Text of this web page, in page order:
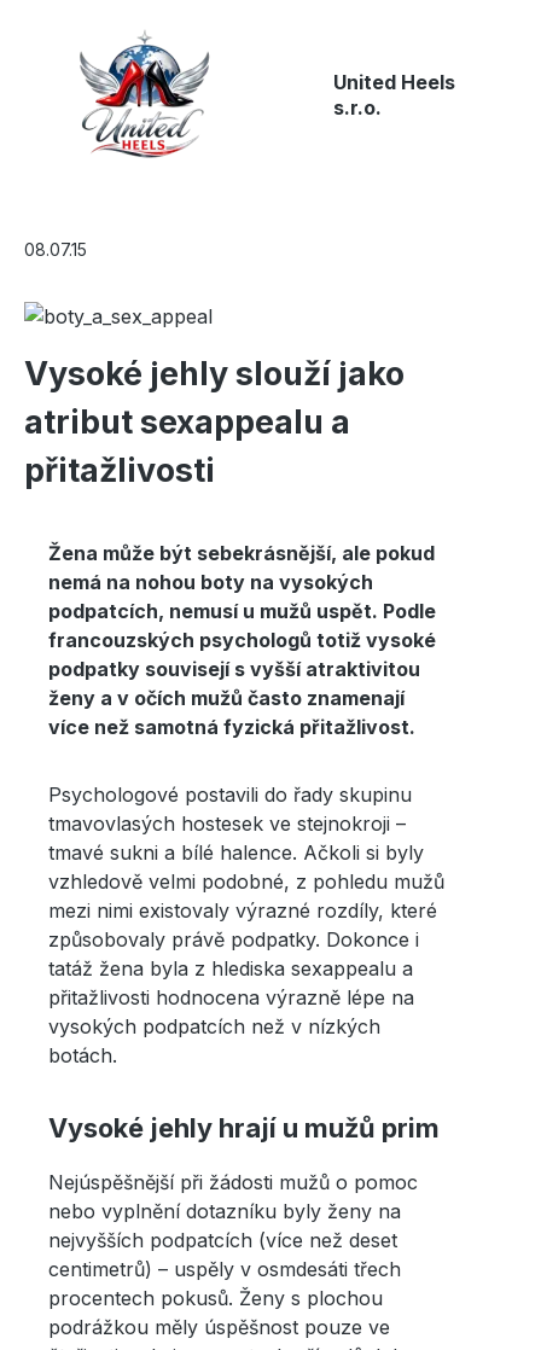
Přejít na hlavní obsah
United Heels
s.r.o.
08.07.15
Vysoké jehly slouží jako
atribut sexappealu a
přitažlivosti
Žena může být sebekrásnější, ale pokud
nemá na nohou boty na vysokých
podpatcích, nemusí u mužů uspět. Podle
francouzských psychologů totiž vysoké
podpatky souvisejí s vyšší atraktivitou
ženy a v očích mužů často znamenají
více než samotná fyzická přitažlivost.
Psychologové postavili do řady skupinu
tmavovlasých hostesek ve stejnokroji –
tmavé sukni a bílé halence. Ačkoli si byly
vzhledově velmi podobné, z pohledu mužů
mezi nimi existovaly výrazné rozdíly, které
způsobovaly právě podpatky. Dokonce i
tatáž žena byla z hlediska sexappealu a
přitažlivosti hodnocena výrazně lépe na
vysokých podpatcích než v nízkých
botách.
Vysoké jehly hrají u mužů prim
Nejúspěšnější při žádosti mužů o pomoc
nebo vyplnění dotazníku byly ženy na
nejvyšších podpatcích (více než deset
centimetrů) – uspěly v osmdesáti třech
procentech pokusů. Ženy s plochou
podrážkou měly úspěšnost pouze ve